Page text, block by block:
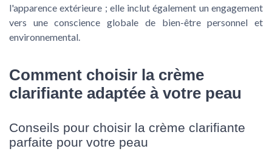
l'apparence extérieure ; elle inclut également un engagement
vers une conscience globale de bien-être personnel et
environnemental.
Comment choisir la crème
clarifiante adaptée à votre peau
Conseils pour choisir la crème clarifiante
parfaite pour votre peau